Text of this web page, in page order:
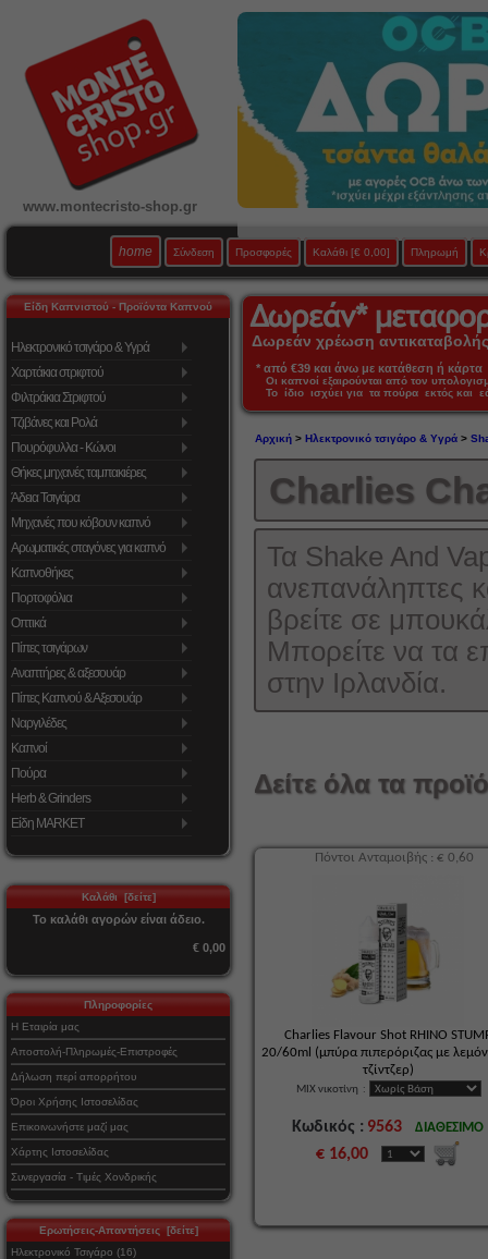
www.montecristo-shop.gr
home Σύνδεση Προσφορές Καλάθι [€ 0,00] Πληρωμή
Είδη Καπνιστού - Προϊόντα Καπνού
Ηλεκτρονικό τσιγάρο & Υγρά
Χαρτάκια στριφτού
Φιλτράκια Στριφτού
Τζιβάνες και Ρολά
Πουρόφυλλα - Κώνοι
Θήκες μηχανές ταμπακιέρες
Άδεια Τσιγάρα
Μηχανές που κόβουν καπνό
Αρωματικές σταγόνες για καπνό
Καπνοθήκες
Πορτοφόλια
Οπτικά
Πίπες τσιγάρων
Αναπτήρες & αξεσουάρ
Πίπες Καπνού & Αξεσουάρ
Ναργιλέδες
Καπνοί
Πούρα
Herb & Grinders
Είδη MARKET
Καλάθι [δείτε]
Το καλάθι αγορών είναι άδειο.
€ 0,00
Πληροφορίες
Η Εταιρία μας
Αποστολή-Πληρωμές-Επιστροφές
Δήλωση περί απορρήτου
Όροι Χρήσης Ιστοσελίδας
Επικοινωνήστε μαζί μας
Χάρτης Ιστοσελίδας
Συνεργασία - Τιμές Χονδρικής
Ερωτήσεις-Απαντήσεις [δείτε]
Ηλεκτρονικό Τσιγάρο (16)
Δωρεάν χρέωση
* από €39 και άνω με κατάθεση ή
Οι καπνοί εξαιρούνται από τον
Το ίδιο ισχύει για τα πούρα εκτός και
Αρχική> Ηλεκτρονικό τσιγάρο & Υγρά>
Charlies
Τα Shake And
ανεπανάληπτες
βρείτε σε
Μπορείτε να τα
στην Ιρλανδία.
Δείτε όλα τα
Charlies Flavour Shot RHINO
20/60ml (μπύρα πιπερόριζας με
τζίντζερ)
MIX νικοτίνη :
Κωδικός : 9563 ΔΙΑΘΕΣΙΜΟ
€ 16,00
Πόντοι Ανταμοιβής : € 0,60